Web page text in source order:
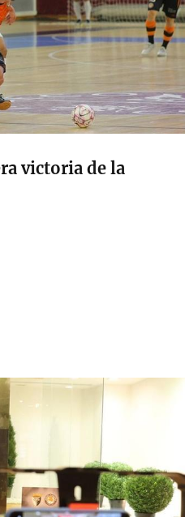
victoria de la